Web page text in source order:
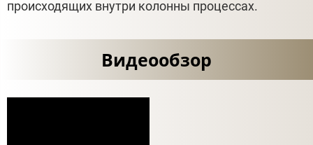
происходящих внутри колонны процессах.
Видеообзор